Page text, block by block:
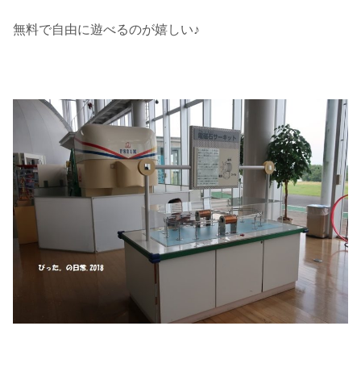
無料で自由に遊べるのが嬉しい♪